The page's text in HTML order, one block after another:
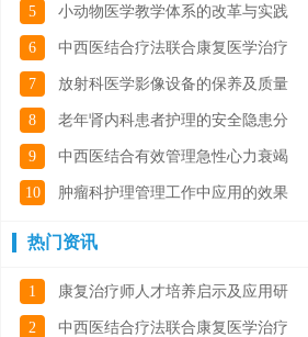
5 小动物医学教学体系的改革与实践
6 中西医结合疗法联合康复医学治疗
7 放射科医学影像设备的保养及质量
8 老年肾内科患者护理的安全隐患分
9 中西医结合有效管理急性心力衰竭
10 肿瘤科护理管理工作中应用的效果
热门资讯
1 康复治疗师人才培养启示及应用研
2 中西医结合疗法联合康复医学治疗